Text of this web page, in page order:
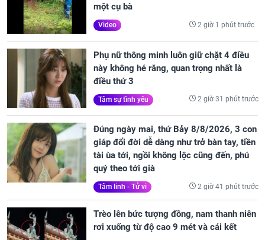
một cụ bà
Video 2 giờ 1 phút trước
Phụ nữ thông minh luôn giữ chặt 4 điều
này không hé răng, quan trọng nhất là
điều thứ 3
Tâm sự tình yêu 2 giờ 31 phút trước
Đúng ngày mai, thứ Bảy 8/8/2026, 3 con
giáp đổi đời dễ dàng như trở bàn tay, tiền
tài ùa tới, ngồi không lộc cũng đến, phú
quý theo tới già
Tâm linh - Tử vi 2 giờ 41 phút trước
Trèo lên bức tượng đồng, nam thanh niên
rơi xuống từ độ cao 9 mét và cái kết